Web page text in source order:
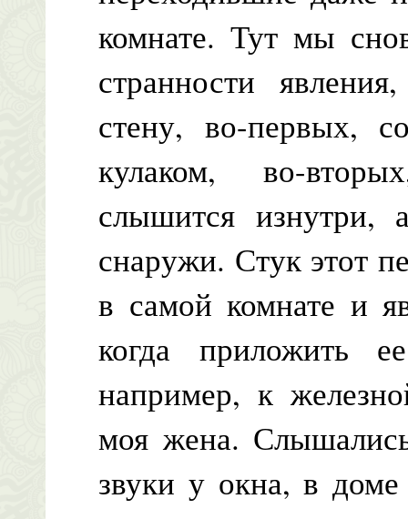
комнате. Тут мы
странности
стену, во-первых,
кулаком, во-
слышится изнутри,
снаружи. Стук этот
в самой комнате и
когда приложить
например, к
моя жена.
звуки у окна, в